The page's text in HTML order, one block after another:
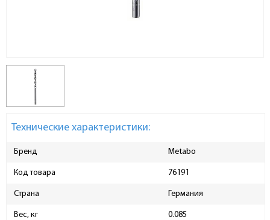
Технические характеристики:
Бренд Metabo
Код товара 76191
Страна Германия
Вес, кг 0.085